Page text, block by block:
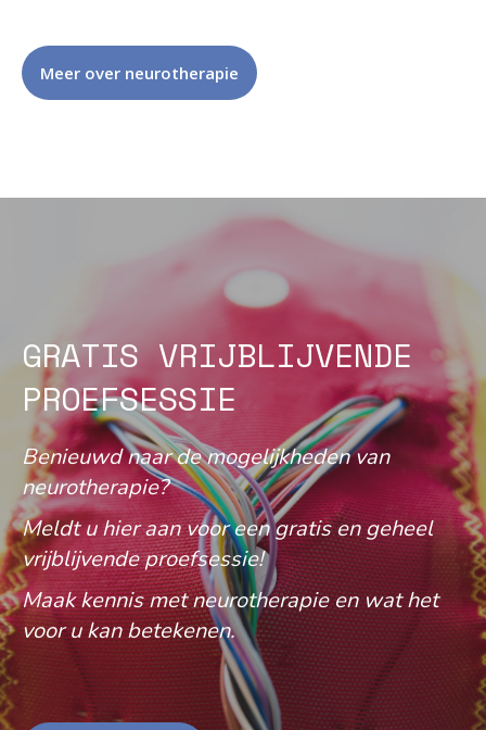
Meer over neurotherapie
GRATIS VRIJBLIJVENDE
PROEFSESSIE
Benieuwd naar de mogelijkheden van
neurotherapie?
Meldt u hier aan voor een gratis en geheel
vrijblijvende proefsessie!
Maak kennis met neurotherapie en wat het
voor u kan betekenen.